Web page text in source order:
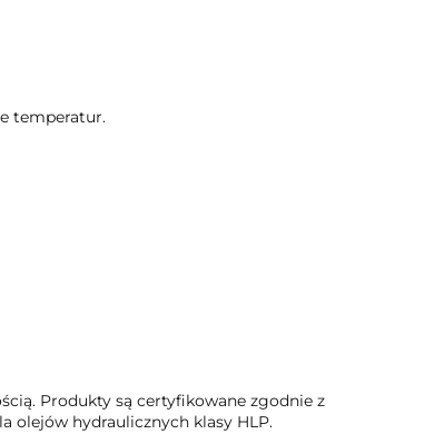
temperatur.
Produkty są certyfikowane zgodnie z
olejów hydraulicznych klasy HLP.